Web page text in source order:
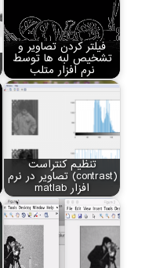
فیلتر کردن تصاویر و
تشخیص لبه ها توسط
نرم افزار متلب
تنظیم کنتراست
(contrast) تصاویر در نرم
افزار matlab